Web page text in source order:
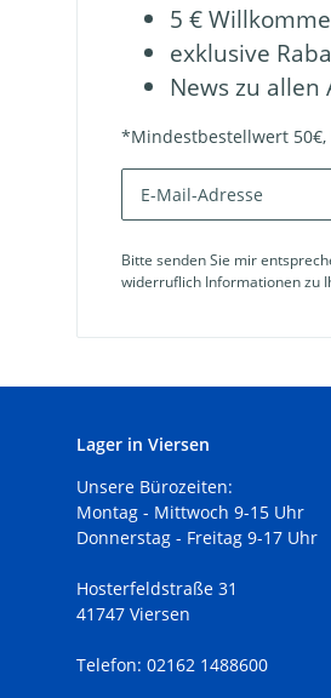
5 €
exklusive
News zu
*Mindestbestellwert
Bitte senden Sie mir
widerruflich Informationen zu
Lager in Viersen
Unsere Bürozeiten:
Montag - Mittwoch 9-15 Uhr
Donnerstag - Freitag 9-17 Uhr
Hosterfeldstraße 31
41747 Viersen
Telefon: 02162 1488600